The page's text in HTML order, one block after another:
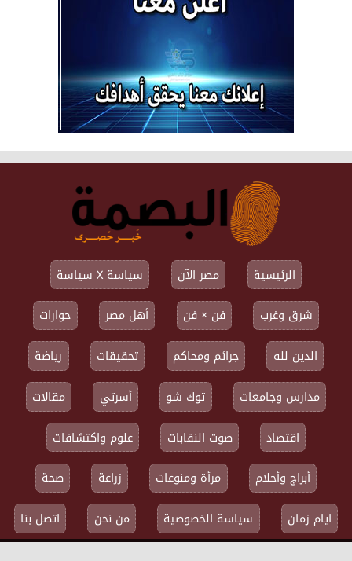
الرئيسية مصر الآن
سياسة X سياسة
شرق وغرب
فن × فن أهل مصر
حوارات
الدين لله
جرائم ومحاكم تحقيقات
رياضة
مدارس وجامعات
توك شو أسرتي
مقالات
اقتصاد
صوت النقابات
علوم واكتشافات
أبراج وأحلام
مرأة ومنوعات زراعة
صحة
ايام زمان
سياسة الخصوصية من نحن اتصل بنا